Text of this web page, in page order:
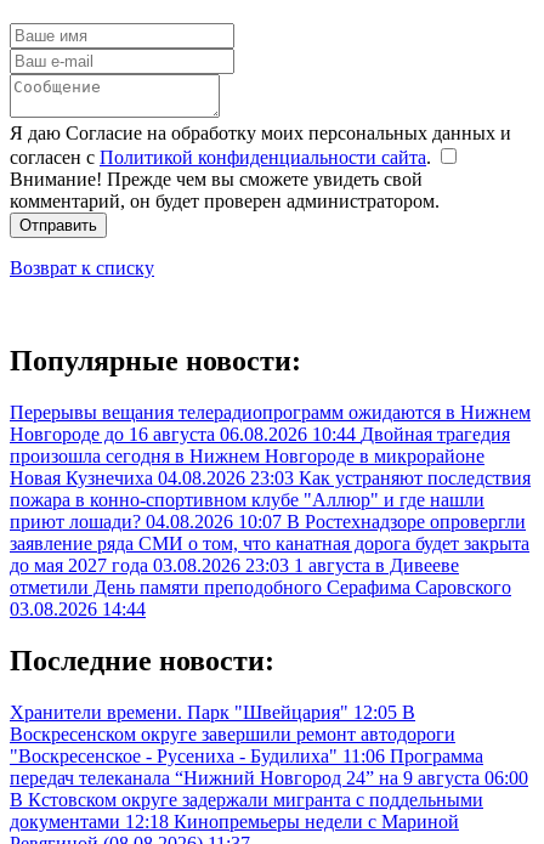
Я даю Согласие на обработку моих персональных данных и
согласен с Политикой конфиденциальности сайта.
Внимание! Прежде чем вы сможете увидеть свой
комментарий, он будет проверен администратором.
Отправить
Возврат к списку
Популярные новости:
Перерывы вещания телерадиопрограмм ожидаются в Нижнем
Новгороде до 16 августа 06.08.2026 10:44 Двойная трагедия
произошла сегодня в Нижнем Новгороде в микрорайоне
Новая Кузнечиха 04.08.2026 23:03 Как устраняют последствия
пожара в конно-спортивном клубе "Аллюр" и где нашли
приют лошади? 04.08.2026 10:07 В Ростехнадзоре опровергли
заявление ряда СМИ о том, что канатная дорога будет закрыта
до мая 2027 года 03.08.2026 23:03 1 августа в Дивееве
отметили День памяти преподобного Серафима Саровского
03.08.2026 14:44
Последние новости:
Хранители времени. Парк "Швейцария" 12:05 В
Воскресенском округе завершили ремонт автодороги
"Воскресенское - Русениха - Будилиха" 11:06 Программа
передач телеканала “Нижний Новгород 24” на 9 августа 06:00
В Кстовском округе задержали мигранта с поддельными
документами 12:18 Кинопремьеры недели с Мариной